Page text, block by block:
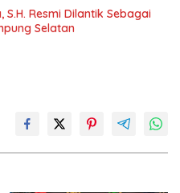
S.H. Resmi Dilantik Sebagai
Selatan